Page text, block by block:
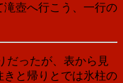
壺へ行こう、一行の
だったが、表から見
きと帰りとでは氷柱の